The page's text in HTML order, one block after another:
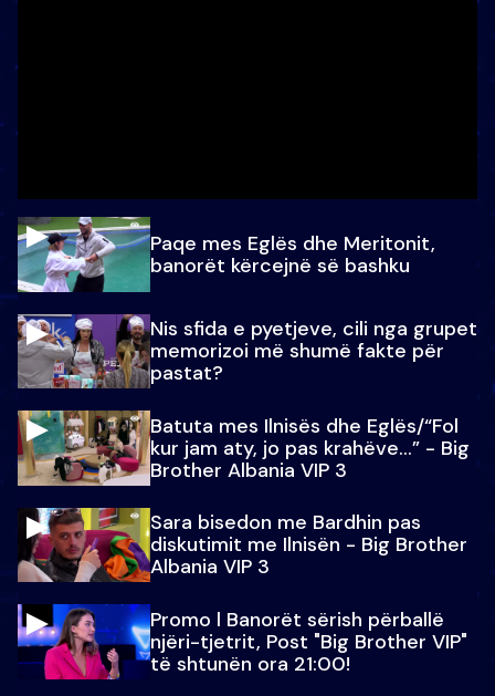
Paqe mes Eglës dhe Meritonit,
banorët kërcejnë së bashku
Nis sfida e pyetjeve, cili nga grupet
memorizoi më shumë fakte për
pastat?
Batuta mes Ilnisës dhe Eglës/“Fol
kur jam aty, jo pas krahëve…” - Big
Brother Albania VIP 3
Sara bisedon me Bardhin pas
diskutimit me Ilnisën - Big Brother
Albania VIP 3
Promo l Banorët sërish përballë
njëri-tjetrit, Post "Big Brother VIP"
të shtunën ora 21:00!